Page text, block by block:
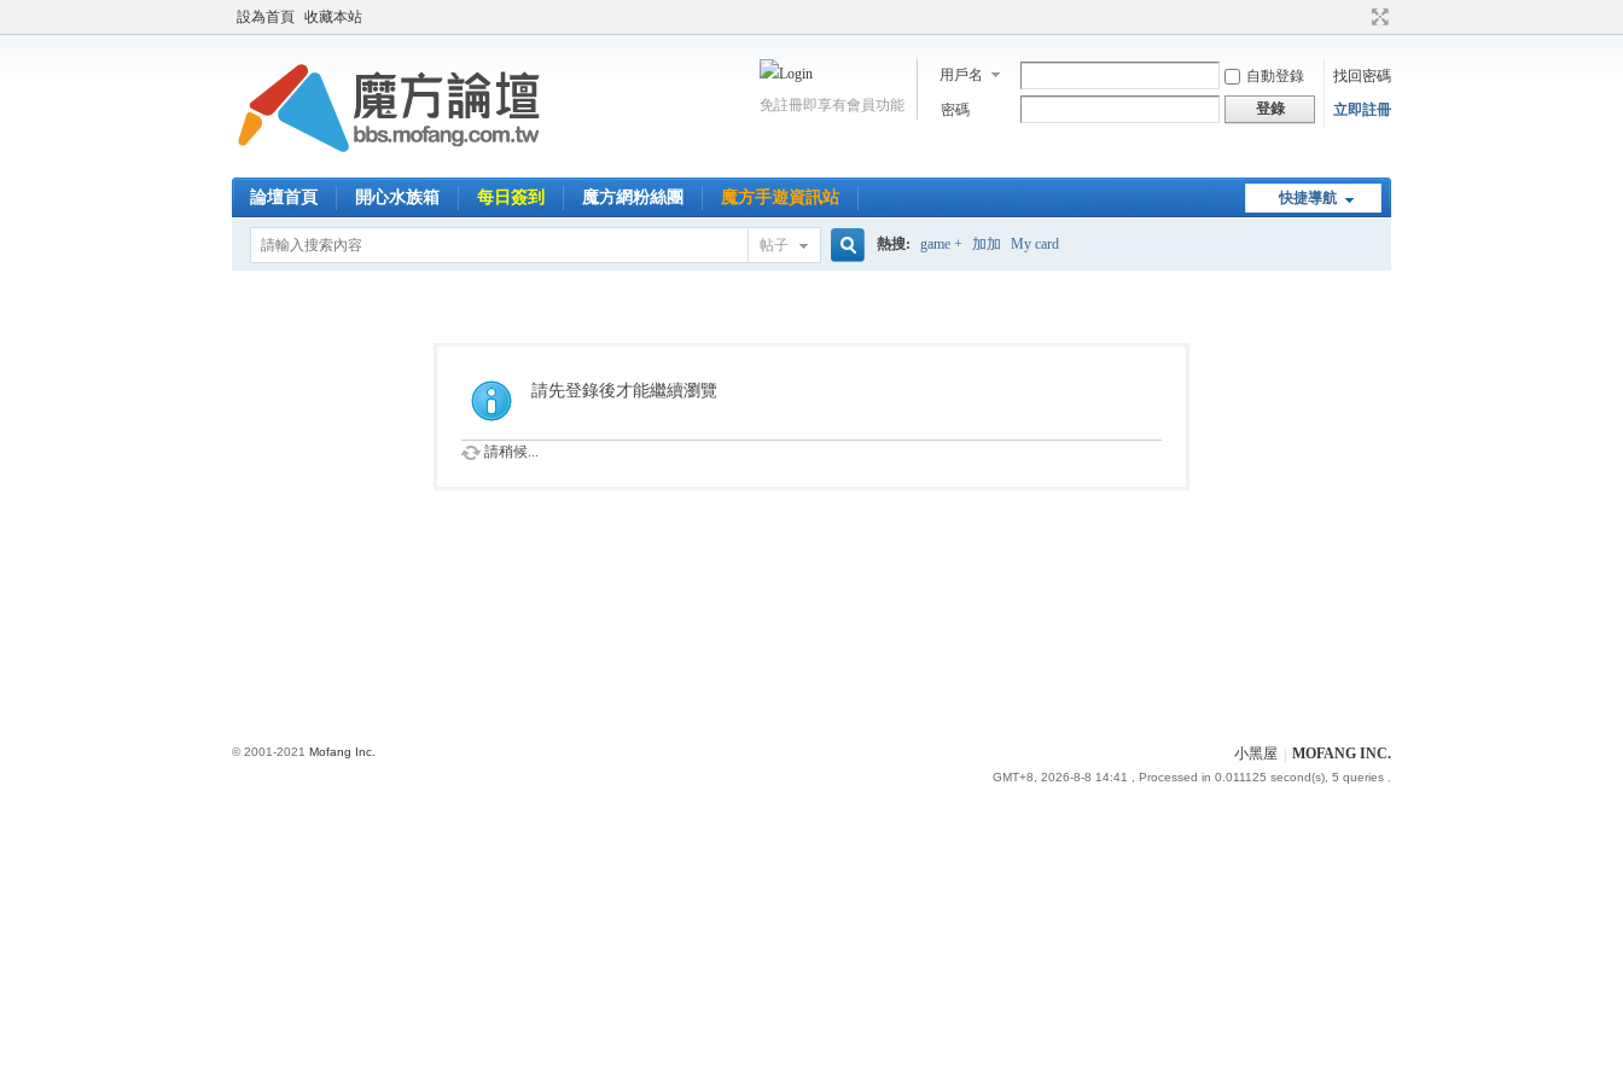
設為首頁 收藏本站
用戶名 自動登錄
找回密碼
密碼
登錄 立即註冊
免註冊即享有會員功能
快捷導航
論壇首頁 開心水族箱 每日簽到 魔方網粉絲團 魔方手遊資訊站
帖子 熱搜: game + 加加 My card
請先登錄後才能繼續瀏覽
請稍候...
小黑屋 MOFANG INC.
GMT+8, 2026-8-8 14:41 , Processed in 0.011125 second(s), 5 queries .
© 2001-2021 Mofang Inc.